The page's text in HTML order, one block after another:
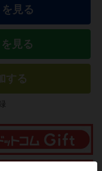
を見る
を見る
する